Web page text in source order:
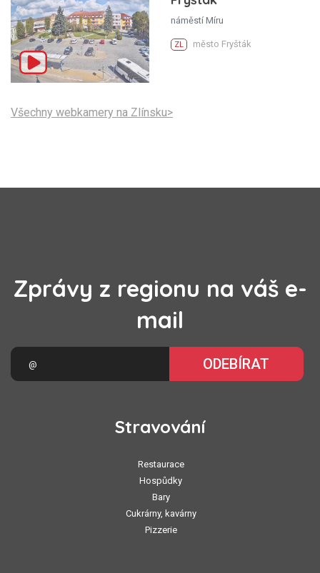
náměstí Míru
ZL město Fryšták
Všechny webkamery na Zlínsku>
Zprávy z regionu na váš e-
mail
ODEBÍRAT
Stravování
Restaurace
Hospůdky
Bary
Cukrárny, kavárny
Pizzerie